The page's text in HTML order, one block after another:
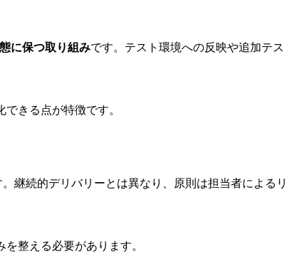
に保つ取り組みです。テスト環境への反映や追加テス
きる点が特徴です。
。継続的デリバリーとは異なり、原則は担当者によるリ
整える必要があります。